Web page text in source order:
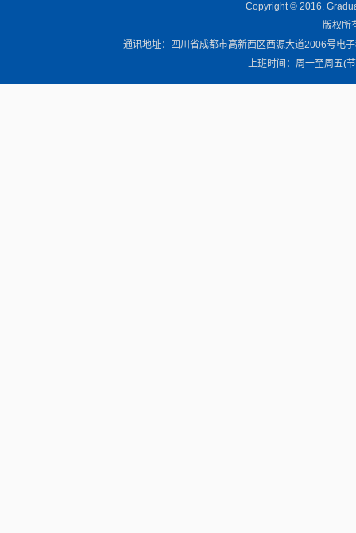
Copyright © 2016.
版权所
通讯地址：四川省成都市高新西区西源大道2006号电
上班时间：周一至周五(